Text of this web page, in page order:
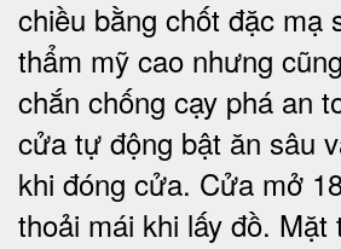
chiều bằng chốt đặc mạ
thẩm mỹ cao nhưng
chắn chống cạy phá an
cửa tự động bật ăn sâu
khi đóng cửa. Cửa mở
thoải mái khi lấy đồ. Mặt